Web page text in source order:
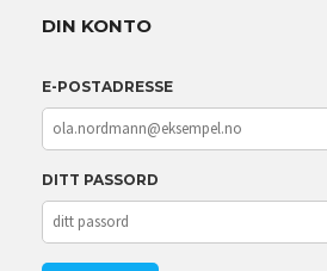
DIN KONTO
E-POSTADRESSE
DITT PASSORD